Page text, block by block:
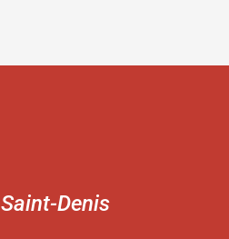
Saint-Denis